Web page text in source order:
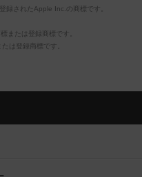
録されたApple Inc.の商標です。
または登録商標です。
は登録商標です。